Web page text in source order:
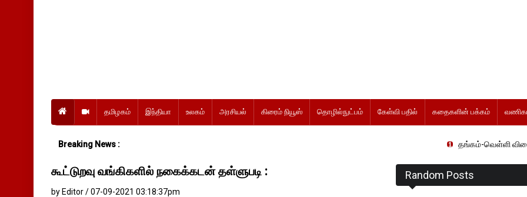
தமிழகம் இந்தியா உலகம் அரசியல் கிரைம் நியூஸ் தொழில்நுட்பம் கேள்வி பதில் கதைகளின் பக்கம்
Breaking News : தங்கம்-வெள்ளி விலை
கூட்டுறவு வங்கிகளில் நகைக்கடன் தள்ளுபடி :
by Editor / 07-09-2021 03:18:37pm
Random Posts